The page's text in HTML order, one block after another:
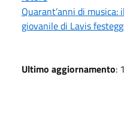
Quarant’anni di
giovanile di Lavis
Ultimo aggiornamento: